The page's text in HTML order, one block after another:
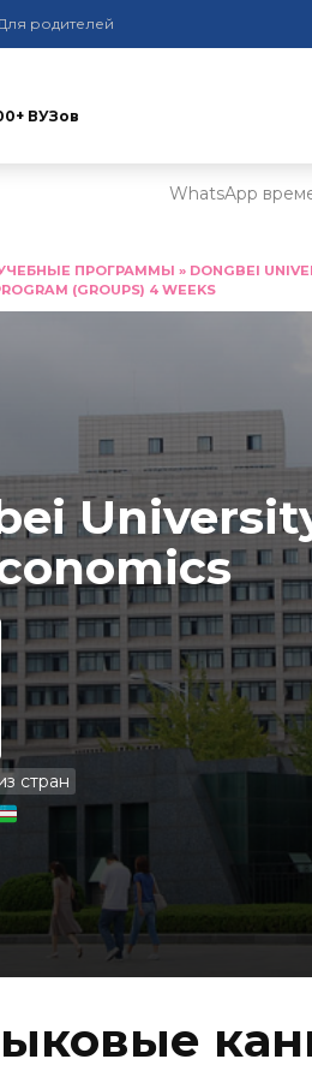
родителей
ВУЗов
WhatsApp
ПРОГРАММЫ » DONGBEI
(GROUPS) 4 WEEKS
стран